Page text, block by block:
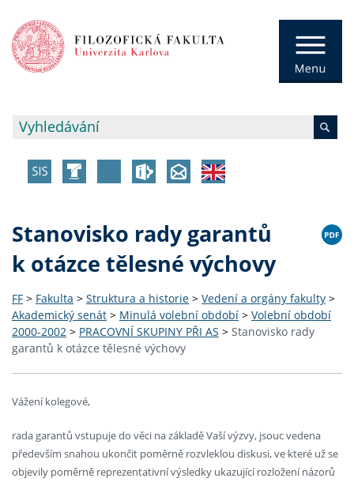
Stanovisko rady garantů
k otázce tělesné výchovy
FF > Fakulta > Struktura a historie > Vedení a orgány fakulty >
Akademický senát > Minulá volební období > Volební období
2000-2002 > PRACOVNÍ SKUPINY PŘI AS > Stanovisko rady
garantů k otázce tělesné výchovy
Vážení kolegové,
rada garantů vstupuje do věci na základě Vaší výzvy, jsouc vedena
především snahou ukončit poměrně rozvleklou diskusi, ve které už se
objevily poměrně reprezentativní výsledky ukazující rozložení názorů